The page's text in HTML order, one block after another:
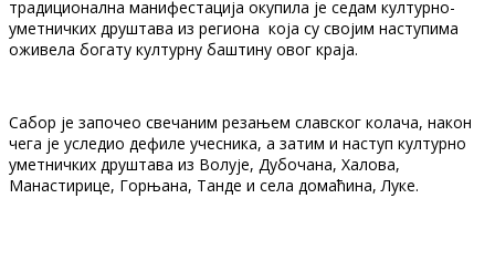
традиционална манифестација окупила је седам културно-
уметничких друштава из региона која су својим наступима
оживела богату културну баштину овог краја.
Сабор је започео свечаним резањем славског колача, након
чега је уследио дефиле учесника, а затим и наступ културно
уметничких друштава из Волује, Дубочана, Халова,
Манастирице, Горњана, Танде и села домаћина, Луке.